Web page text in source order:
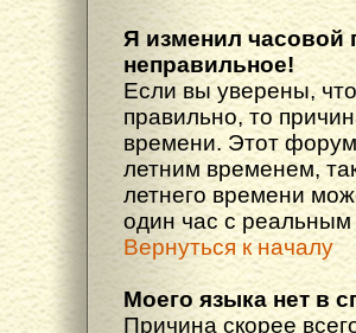
Я изменил часовой
неправильное!
Если вы уверены,
правильно, то
времени. Этот
летним временем,
летнего времени
один час с
Вернуться к началу
Моего языка нет в
Причина скорее